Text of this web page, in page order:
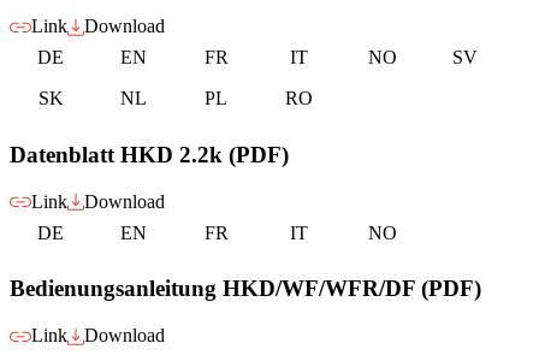
Link
Download
DE
EN FR IT NO
SV
SK
NL PL RO
Datenblatt HKD 2.2k (PDF)
Link
Download
DE
EN FR IT NO
Bedienungsanleitung HKD/WF/WFR/DF (PDF)
Link
Download